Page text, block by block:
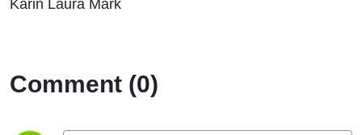
Comment (0)